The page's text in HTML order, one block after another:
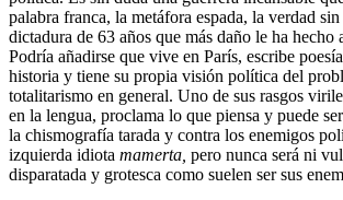
palabra franca, la metáfora espada, la verdad
dictadura de 63 años que más daño le ha hecho
Podría añadirse que vive en París, escribe
historia y tiene su propia visión política del
totalitarismo en general. Uno de sus rasgos
en la lengua, proclama lo que piensa y puede
la chismografía tarada y contra los enemigos
izquierda idiota mamerta, pero nunca será ni
disparatada y grotesca como suelen ser sus